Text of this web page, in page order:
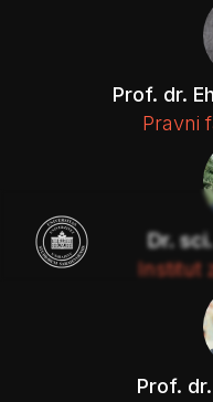
Prof. dr.
Pravni
Dr.
Institut
Prof.